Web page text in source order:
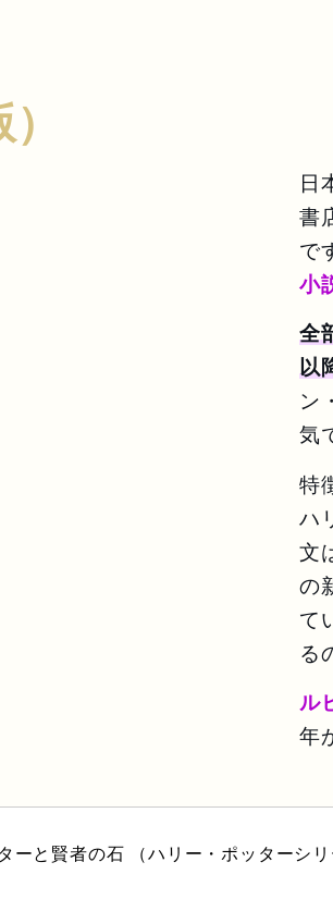
日
書
で
小
全
以
ン
気
特
ハ
文
の
て
る
ル
年
ーと賢者の石 （ハリー・ポッターシ